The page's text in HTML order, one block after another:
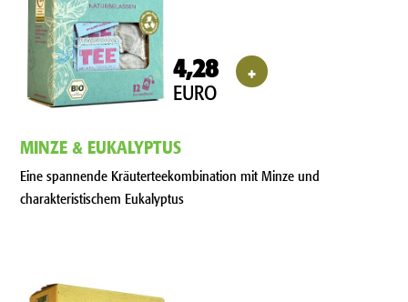
4,28
EURO
+
MINZE & EUKALYPTUS
Eine spannende Kräuterteekombination mit Minze und
charakteristischem Eukalyptus